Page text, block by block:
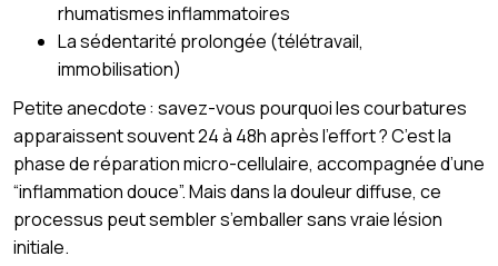
rhumatismes inflammatoires
La sédentarité prolongée (télétravail,
immobilisation)
Petite anecdote : savez-vous pourquoi les courbatures
apparaissent souvent 24 à 48h après l’effort ? C’est la
phase de réparation micro-cellulaire, accompagnée d’une
“inflammation douce”. Mais dans la douleur diffuse, ce
processus peut sembler s’emballer sans vraie lésion
initiale.